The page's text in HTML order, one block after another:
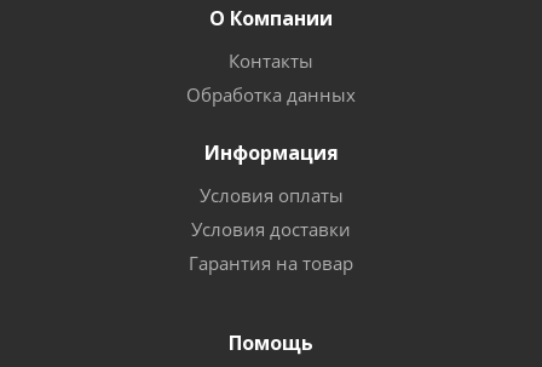
О Компании
Контакты
Обработка данных
Информация
Условия оплаты
Условия доставки
Гарантия на товар
Помощь